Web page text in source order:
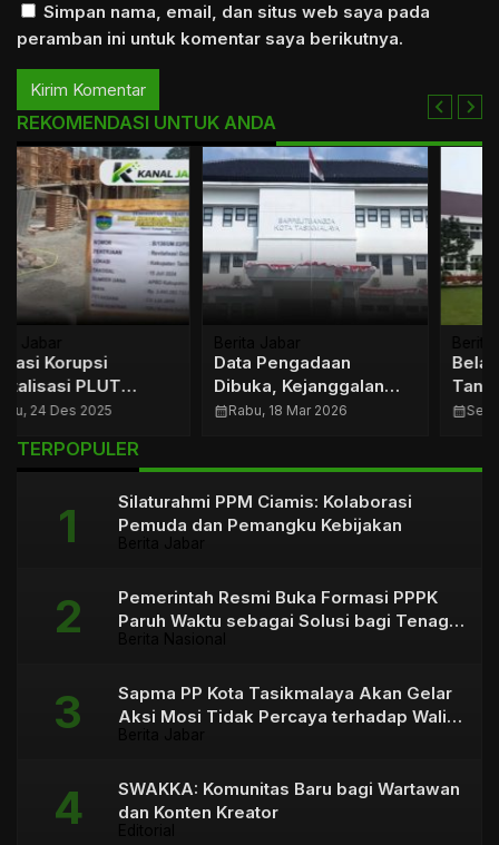
Simpan nama, email, dan situs web saya pada
peramban ini untuk komentar saya berikutnya.
REKOMENDASI UNTUK ANDA
Data Pengadaan
Dibuka, Kejanggalan
Mulai Terlihat
calendar_monthRabu, 18 Mar 2026
Belanja Ratusan Miliar
Tanpa BAST, Pemkot
Tasikmalaya Diminta
calendar_month Senin, 9 Feb 2026
…
TERPOPULER
Silaturahmi PPM Ciamis: Kolaborasi
Pemuda dan Pemangku Kebijakan
Pemerintah Resmi Buka Formasi PPPK
Paruh Waktu sebagai Solusi bagi Tenaga
Sapma PP Kota Tasikmalaya Akan Gelar
Aksi Mosi Tidak Percaya terhadap Wali
SWAKKA: Komunitas Baru bagi Wartawan
dan Konten Kreator